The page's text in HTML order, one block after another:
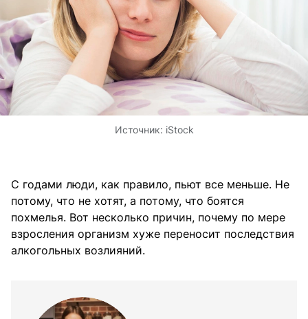
Источник: iStock
С годами люди, как правило, пьют все меньше. Не
потому, что не хотят, а потому, что боятся
похмелья. Вот несколько причин, почему по мере
взросления организм хуже переносит последствия
алкогольных возлияний.